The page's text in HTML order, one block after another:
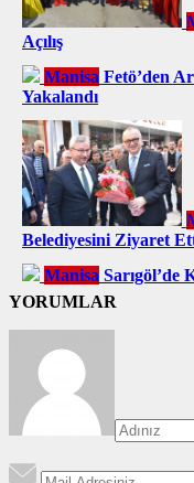
Açılış
Manisa Fetö’den
Yakalandı
Belediyesini Ziyaret
Manisa Sarıgöl’de
YORUMLAR